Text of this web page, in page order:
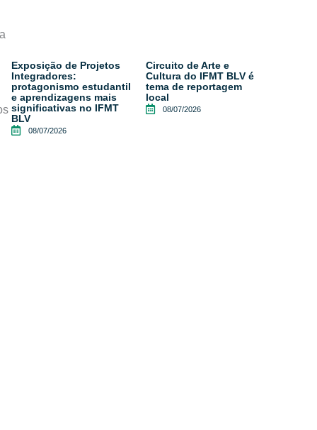
Exposição de Projetos
Integradores:
protagonismo estudantil
e aprendizagens mais
significativas no IFMT
BLV
08/07/2026
Circuito de Arte e
Cultura do IFMT BLV é
tema de reportagem
local
08/07/2026